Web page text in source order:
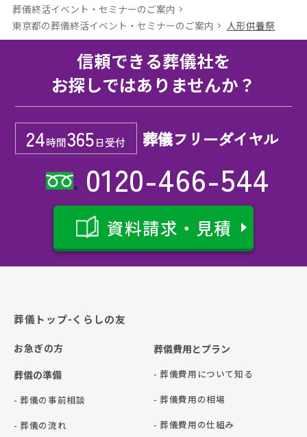
葬儀終活イベント・セミナーのご案内
東京都の葬儀終活イベント・セミナーのご案内
人形供養祭
信頼できる葬儀社を
お探しではありませんか？
24時間365日受付 葬儀フリーダイヤル
0120-466-544
資料請求・見積
葬儀トップ-くらしの友
お急ぎの方
葬儀の準備
- 葬儀の事前相談
- 葬儀の流れ
葬儀費用とプラン
- 葬儀費用について知る
- 葬儀費用の相場
- 葬儀費用の仕組み